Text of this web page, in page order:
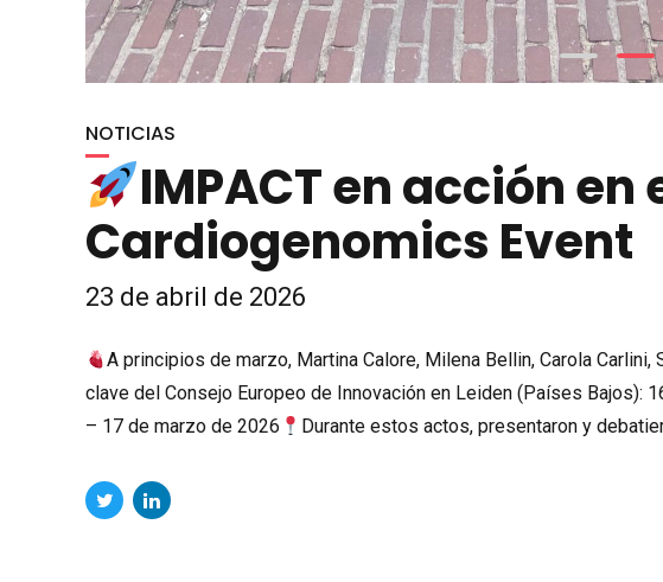
NOTICIAS
IMPACT en acción en
Cardiogenomics Event
23 de abril de 2026
A principios de marzo, Martina Calore, Milena Bellin, Carola
clave del Consejo Europeo de Innovación en Leiden (Países Bajos):
– 17 de marzo de 2026
Durante estos actos, presentaron y